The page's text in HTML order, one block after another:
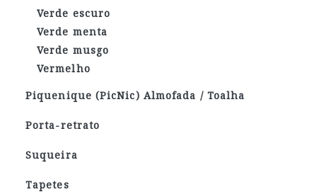
Verde escuro
Verde menta
Verde musgo
Vermelho
Piquenique (PicNic) Almofada / Toalha
Porta-retrato
Suqueira
Tapetes